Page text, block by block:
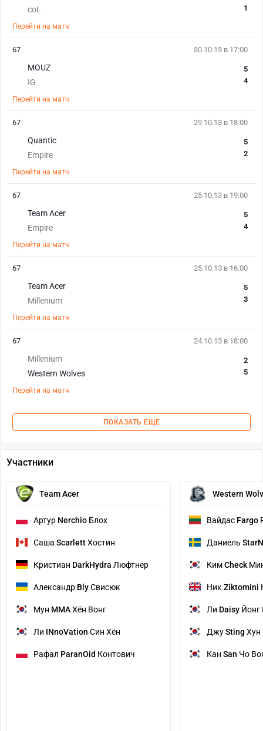
coL
1
Перейти на матч
30.10.13 в 17:00
MOUZ
IG
5
4
Перейти на матч
67
29.10.13 в 18:00
Quantic
Empire
5
2
Перейти на матч
67
25.10.13 в 19:00
Team Acer
Empire
5
4
Перейти на матч
67
25.10.13 в 16:00
Team Acer
Millenium
5
3
Перейти на матч
67
24.10.13 в 18:00
Millenium
Western Wolves
2
5
Перейти на матч
67
ПОКАЗАТЬ ЕЩЕ
Участники
Team Acer
Артур Nerchio Блох
Саша ScarlettХостин
Кристиан DarkHydra Люфтнер
Александр BlyСвисюк
Мун MMAХён Вонг
Ли INnoVation Син Хён
Рафал ParanOid Контович
Western
Вайдас Fargo
Даниель
КимCheck
Ник Ziktomini
Ли Daisy Йонг
ДжуSting Хун
Кан San Чо